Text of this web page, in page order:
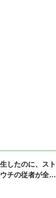
したのに、スト
チの従者が全部